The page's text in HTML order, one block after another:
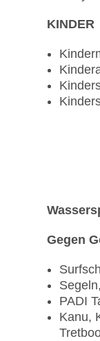
Bar
KINDER
Gegen
PADI
Kanu,